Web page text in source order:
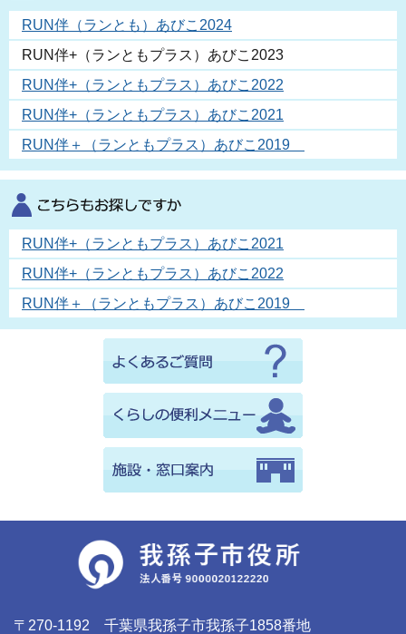
RUN伴（ランとも）あびこ2024
RUN伴+（ランともプラス）あびこ2023
RUN伴+（ランともプラス）あびこ2022
RUN伴+（ランともプラス）あびこ2021
RUN伴＋（ランともプラス）あびこ2019
RUN伴+（ランともプラス）あびこ2021
RUN伴+（ランともプラス）あびこ2022
RUN伴＋（ランともプラス）あびこ2019
〒270-1192 千葉県我孫子市我孫子1858番地